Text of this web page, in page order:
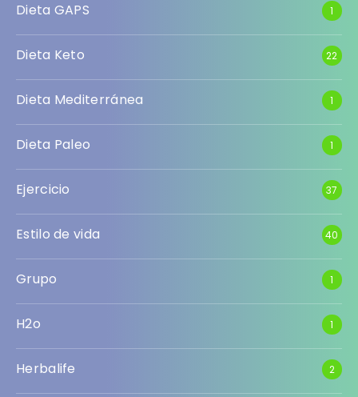
Dieta GAPS 1
Dieta Keto 22
Dieta Mediterránea 1
Dieta Paleo 1
Ejercicio 37
Estilo de vida 40
Grupo 1
H2o 1
Herbalife 2